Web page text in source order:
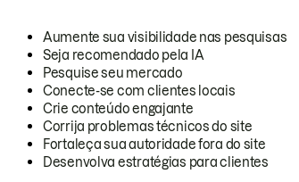
Aumente sua visibilidade nas pesquisas
Seja recomendado pela IA
Pesquise seu mercado
Conecte-se com clientes locais
Crie conteúdo engajante
Corrija problemas técnicos do site
Fortaleça sua autoridade fora do site
Desenvolva estratégias para clientes